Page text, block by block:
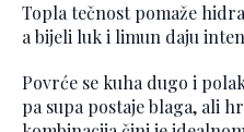
Topla tečnost pomaže
a bijeli luk i limun daju
Povrće se kuha dugo i
pa supa postaje blaga, ali